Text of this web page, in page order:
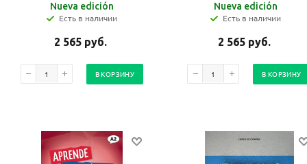
Nueva edición
Есть в наличии
2 565 руб.
В КОРЗИНУ
Nueva edición
Есть в наличии
2 565 руб.
В КОРЗИНУ